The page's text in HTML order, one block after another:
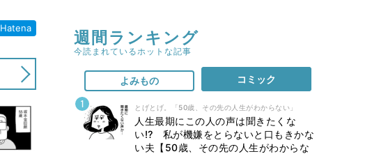
Hatena
週間ランキング
今読まれているホットな記事
よみもの コミック
とげとげ。「50歳、その先の人生がわからない」
人生最期にこの人の声は聞きたくな
い⁉ 私が機嫌をとらないと口もきかな
い夫【50歳、その先の人生がわからな